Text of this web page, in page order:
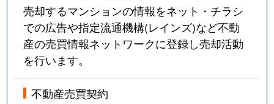
売却するマンションの情報をネット・チラシ
での広告や指定流通機構(レインズ)など不動
産の売買情報ネットワークに登録し売却活動
を行います。
不動産売買契約